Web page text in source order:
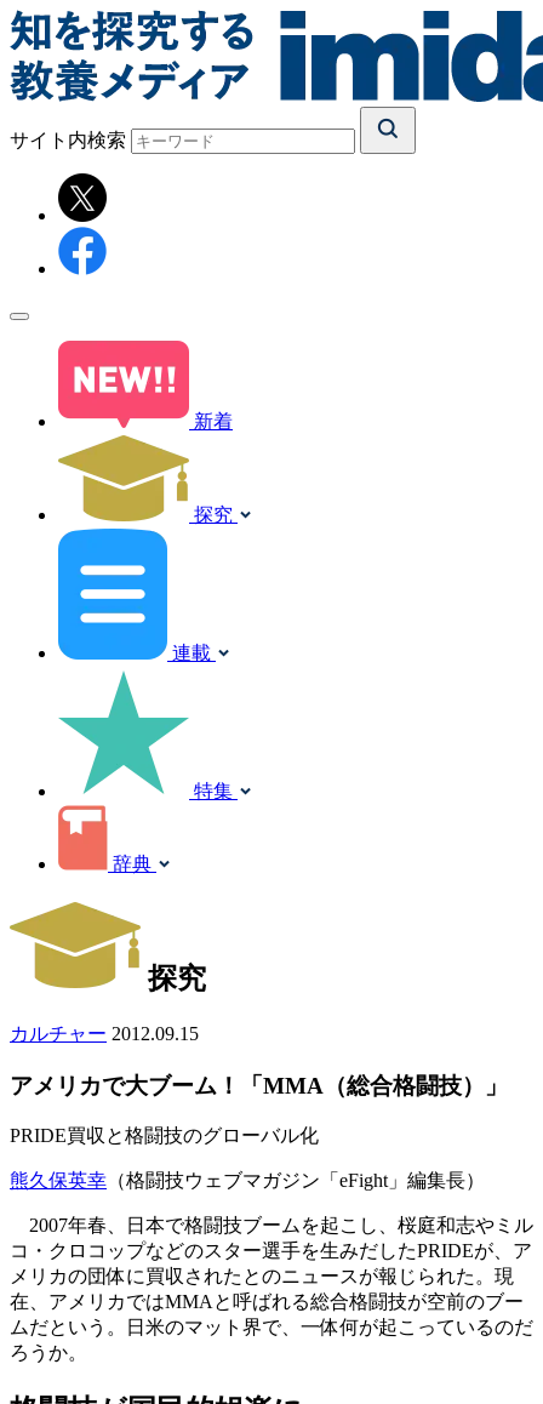
サイト内検索
新着
探究
連載
特集
辞典
探究
カルチャー 2012.09.15
アメリカで大ブーム！「MMA（総合格闘技）」
PRIDE買収と格闘技のグローバル化
熊久保英幸 （格闘技ウェブマガジン「eFight」編集長）
2007年春、日本で格闘技ブームを起こし、桜庭和志やミル
コ・クロコップなどのスター選手を生みだしたPRIDEが、ア
メリカの団体に買収されたとのニュースが報じられた。現
在、アメリカではMMAと呼ばれる総合格闘技が空前のブー
ムだという。日米のマット界で、一体何が起こっているのだ
ろうか。